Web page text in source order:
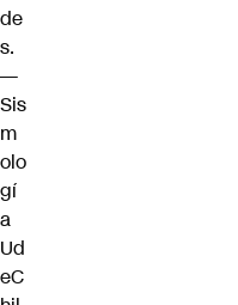
de
s.
—
Sis
m
olo
gí
a
Ud
eC